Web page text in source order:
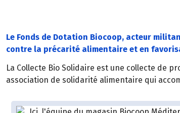
Le Fonds de Dotation Biocoop, acteur
contre la précarité alimentaire et en
La Collecte Bio Solidaire est une collecte de
association de solidarité alimentaire qui